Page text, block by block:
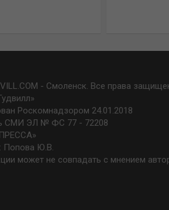
- Смоленск. Все права
Роскомнадзором 24.01.2018
СМИ ЭЛ № ФС 77 - 72208
Попова Ю.В.
может не совпадать с мнением